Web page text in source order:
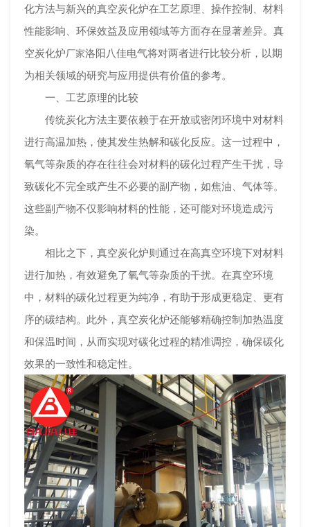
化方法与新兴的真空炭化炉在工艺原理、操作控制、材料
性能影响、环保效益及应用领域等方面存在显著差异。 真
空炭化炉厂家洛阳八佳电气将对两者进行比较分析，以期
为相关领域的研究与应用提供有价值的参考。
一、工艺原理的比较
传统炭化方法主要依赖于在开放或密闭环境中对材料
进行高温加热，使其发生热解和碳化反应。这一过程中，
氧气等杂质的存在往往会对材料的碳化过程产生干扰，导
致碳化不完全或产生不必要的副产物，如焦油、气体等。
这些副产物不仅影响材料的性能，还可能对环境造成污
染。
相比之下，真空炭化炉则通过在高真空环境下对材料
进行加热，有效避免了氧气等杂质的干扰。在真空环境
中，材料的碳化过程更为纯净，有助于形成更稳定、更有
序的碳结构。此外，真空炭化炉还能够精确控制加热温度
和保温时间，从而实现对碳化过程的精准调控，确保碳化
效果的一致性和稳定性。